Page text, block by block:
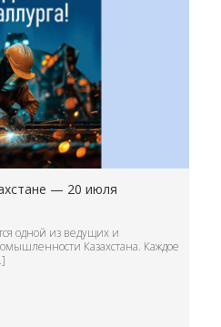
— 20 июля
одной из ведущих и
Казахстана. Каждое